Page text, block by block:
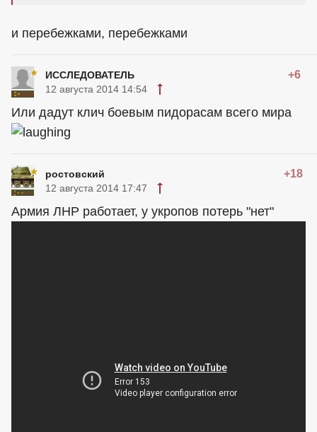
и перебежками, перебежками
ИССЛЕДОВАТЕЛЬ +6
12 августа 2014 14:54
Или дадут клич боевым пидорасам всего мира
ростовский +18
12 августа 2014 17:47
Армия ЛНР работает, у укропов потерь "нет"